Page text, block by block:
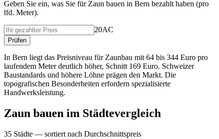
Geben Sie ein, was Sie für Zaun bauen in Bern bezahlt haben (pro
lfd. Meter).
20AC
Prüfen
In Bern liegt das Preisniveau für Zaunbau mit 64 bis 344 Euro pro
laufendem Meter deutlich höher, Schnitt 169 Euro. Schweizer
Baustandards und höhere Löhne prägen den Markt. Die
topografischen Besonderheiten erfordern spezialisierte
Handwerksleistung.
Zaun bauen im Städtevergleich
35 Städte — sortiert nach Durchschnittspreis